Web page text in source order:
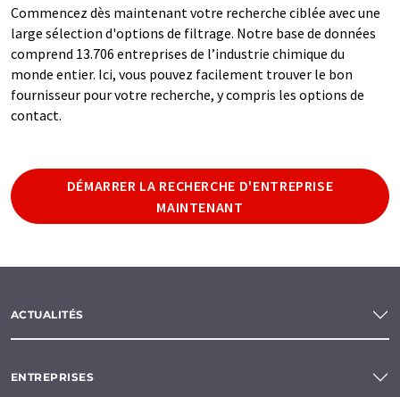
Commencez dès maintenant votre recherche ciblée avec une
large sélection d'options de filtrage. Notre base de données
comprend 13.706 entreprises de l’industrie chimique du
monde entier. Ici, vous pouvez facilement trouver le bon
fournisseur pour votre recherche, y compris les options de
contact.
DÉMARRER LA RECHERCHE D'ENTREPRISE
MAINTENANT
ACTUALITÉS
ENTREPRISES